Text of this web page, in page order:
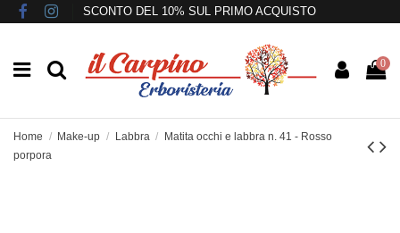
SCONTO DEL 10% SUL PRIMO ACQUISTO
0
Home Make-up Labbra
Matita occhi e labbra n. 41 - Rosso
porpora